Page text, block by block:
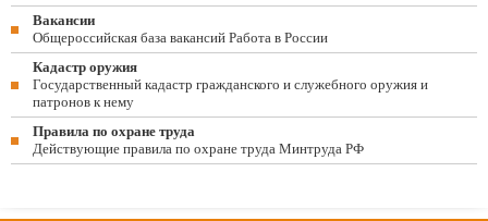
Вакансии
Общероссийская база вакансий Работа в России
Кадастр оружия
Государственный кадастр гражданского и служебного оружия и
патронов к нему
Правила по охране труда
Действующие правила по охране труда Минтруда РФ